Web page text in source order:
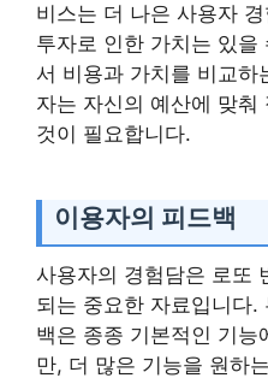
비스는 더 나은 사용자
투자로 인한 가치는 있을
서 비용과 가치를 비교하
자는 자신의 예산에 맞춰
것이 필요합니다.
이용자의 피드백
사용자의 경험담은 로또
되는 중요한 자료입니다.
백은 종종 기본적인 기능
만, 더 많은 기능을 원하